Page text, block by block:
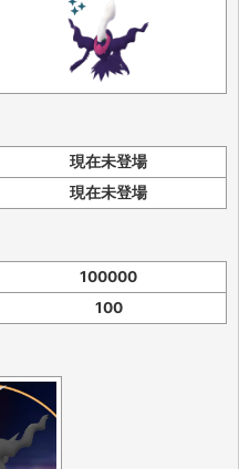
現在未登場
現在未登場
100000
100